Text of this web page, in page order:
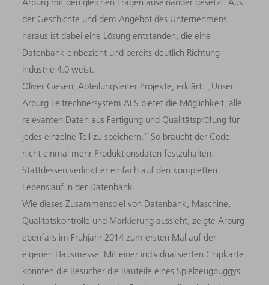
Arburg mit den gleichen Fragen auseinander gesetzt. Aus
der Geschichte und dem Angebot des Unternehmens
heraus ist dabei eine Lösung entstanden, die eine
Datenbank einbezieht und bereits deutlich Richtung
Industrie 4.0 weist.
Oliver Giesen, Abteilungsleiter Projekte, erklärt: „Unser
Arburg Leitrechnersystem ALS bietet die Möglichkeit, alle
relevanten Daten aus Fertigung und Qualitätsprüfung für
jedes einzelne Teil zu speichern.“ So braucht der Code
nicht einmal mehr Produktionsdaten festzuhalten.
Stattdessen verlinkt er einfach auf den kompletten
Lebenslauf in der Datenbank.
Wie dieses Zusammenspiel von Datenbank, Maschine,
Qualitätskontrolle und Markierung aussieht, zeigte Arburg
ebenfalls im Frühjahr 2014 zum ersten Mal auf der
eigenen Hausmesse. Mit einer individualisierten Chipkarte
konnten die Besucher die Bauteile eines Spielzeugbuggys